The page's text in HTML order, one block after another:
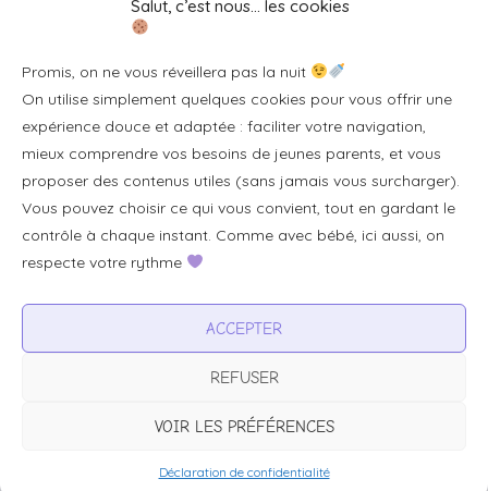
Salut, c’est nous… les cookies
Promis, on ne vous réveillera pas la nuit
On utilise simplement quelques cookies pour vous offrir une
expérience douce et adaptée : faciliter votre navigation,
mieux comprendre vos besoins de jeunes parents, et vous
proposer des contenus utiles (sans jamais vous surcharger).
Vous pouvez choisir ce qui vous convient, tout en gardant le
contrôle à chaque instant. Comme avec bébé, ici aussi, on
respecte votre rythme
ACCEPTER
REFUSER
VOIR LES PRÉFÉRENCES
Déclaration de confidentialité
Se connecter/S'inscrire
FAQ / Livraison & accès
À propos
Plan du site
Tous les articles
Professionnels & partenariats
Visibilité pour votre marque
Proposer un produit ou un service